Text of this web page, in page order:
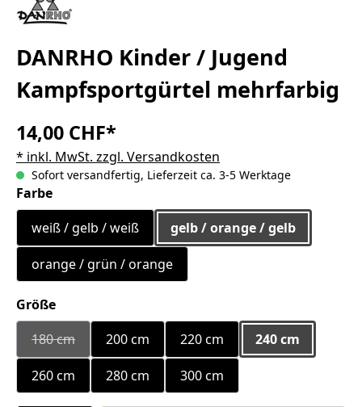
DANRHO Kinder / Jugend
Kampfsportgürtel mehrfarbig
14,00 CHF*
* inkl. MwSt. zzgl. Versandkosten
Sofort versandfertig, Lieferzeit ca. 3-5 Werktage
Farbeauswählen
weiß / gelb / weiß
gelb / orange / gelb
orange / grün / orange
Größeauswählen
180 cm(Diese Option ist zurzeit nicht verfügbar.)
200 cm 220 cm 240 cm
260 cm 280 cm 300 cm